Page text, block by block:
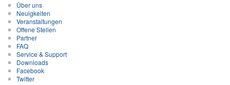
Über uns
Neuigkeiten
Veranstaltungen
Offene Stellen
Partner
FAQ
Service & Support
Downloads
Facebook
Twitter